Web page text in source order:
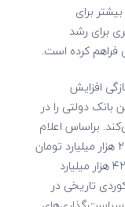
برای
برای رشد
فراهم کرده است.
افزایش
بانک دولتی را در
براساس اعلام
رسمی، سرمایه بانک ملی با رشد چشمگیر ۲۹۶ هزار میلیارد تومان
از حدود ۱۲۴ هزار میلیارد تومان به بیش از ۴۲۰ هزار میلیارد
تاریخی در